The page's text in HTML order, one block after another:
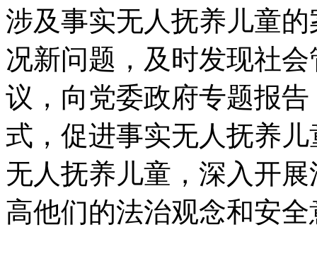
涉及事实无人抚养儿童
况新问题，及时发现社
议，向党委政府专题报
式，促进事实无人抚养
无人抚养儿童，深入开
高他们的法治观念和安